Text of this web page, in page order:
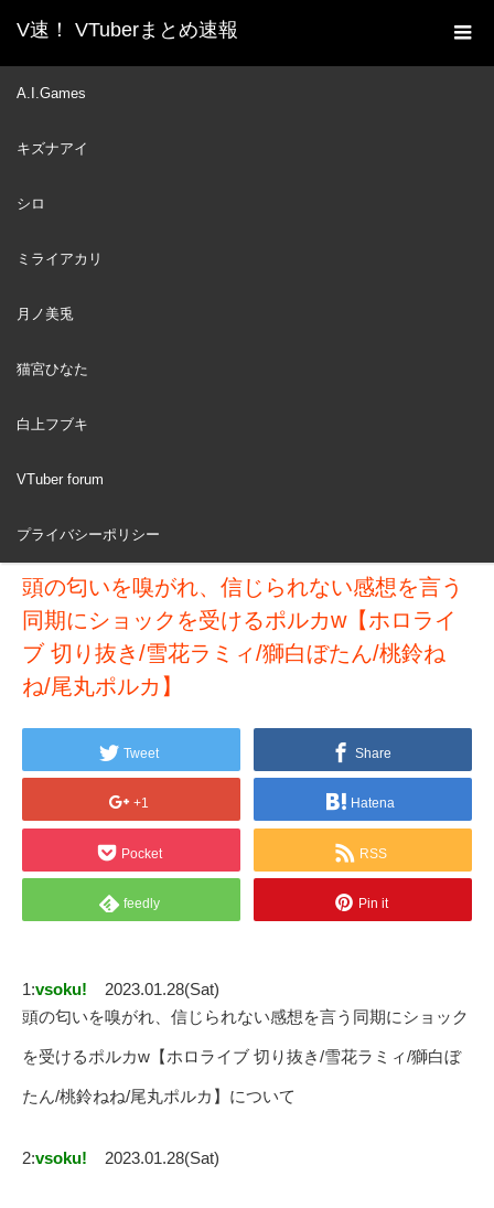
V速！ VTuberまとめ速報
A.I.Games
キズナアイ
シロ
ミライアカリ
月ノ美兎
猫宮ひなた
白上フブキ
VTuber forum
プライバシーポリシー
ホーム
新着動画一覧
切り抜き/雪花ラミィ/獅白ぼたん/桃鈴ねね/尾丸ポルカ】
JAN
頭の匂いを嗅がれ、信じられない感想を言う
同期にショックを受けるポルカw【ホロライ
ブ 切り抜き/雪花ラミィ/獅白ぼたん/桃鈴ね
ね/尾丸ポルカ】
Tweet Share
+1 Hatena
Pocket RSS
feedly Pin it
1:vsoku!
2023.01.28(Sat)
頭の匂いを嗅がれ、信じられない感想を言う同期にショック
を受けるポルカw【ホロライブ 切り抜き/雪花ラミィ/獅白ぼ
たん/桃鈴ねね/尾丸ポルカ】について
2:vsoku! 2023.01.28(Sat)